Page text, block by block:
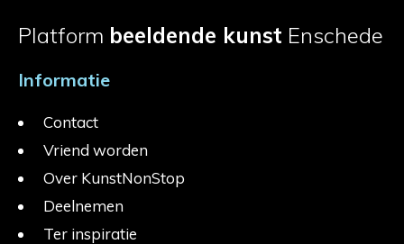
Platform beeldende kunst Enschede
Informatie
Contact
Vriend worden
Over KunstNonStop
Deelnemen
Ter inspiratie